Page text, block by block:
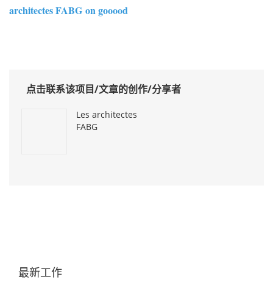
architectes FABG on gooood
点击联系该项目/文章的创作/分享者
Les architectes
FABG
最新工作